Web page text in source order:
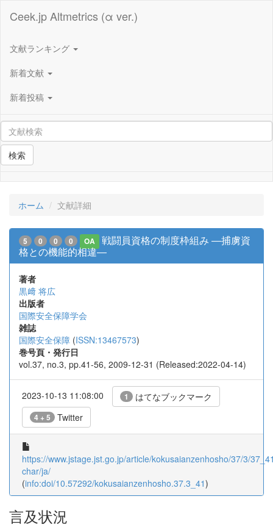
Ceek.jp Altmetrics (α ver.)
文献ランキング
新着文献
新着投稿
検索
ホーム 文献詳細
5 0 0 0 OA
戦闘員資格の制度枠組み ―捕虜資
格との機能的相違―
著者
黒﨑 将広
出版者
国際安全保障学会
雑誌
国際安全保障 (ISSN:13467573)
巻号頁・発行日
vol.37, no.3, pp.41-56, 2009-12-31 (Released:2022-04-14)
2023-10-13 11:08:00 1 はてなブックマーク
4 + 5 Twitter
https://www.jstage.jst.go.jp/article/kokusaianzenhosho/37/3/
char/ja/
(info:doi/10.57292/kokusaianzenhosho.37.3_41)
言及状況